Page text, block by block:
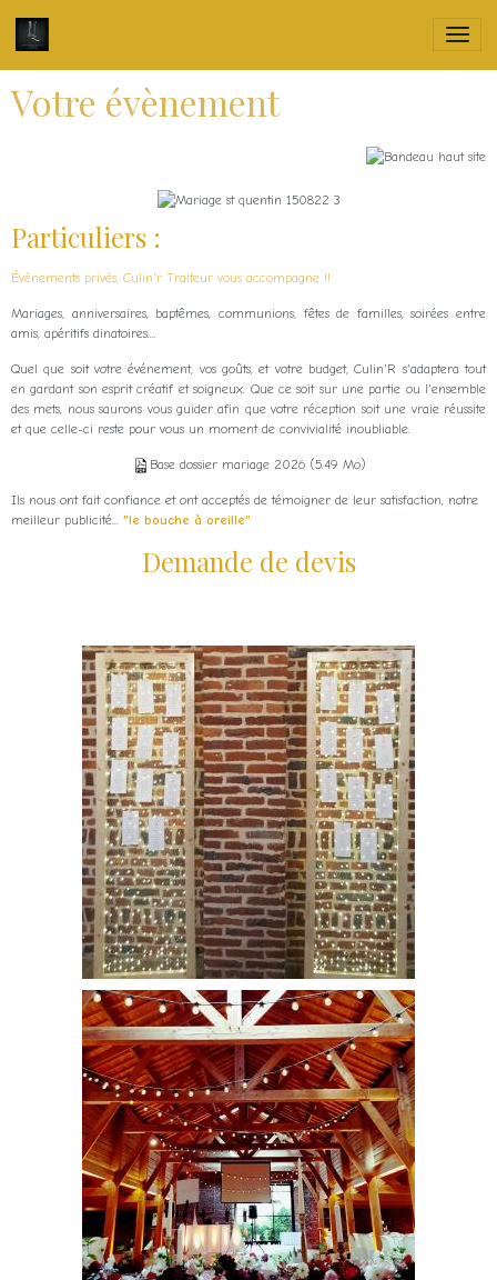
Votre évènement
Particuliers :
Événements privés, Culin'r Traiteur vous accompagne !!
Mariages, anniversaires, baptêmes, communions, fêtes de familles, soirées entre
amis, apéritifs dinatoires....
Quel que soit votre événement, vos goûts, et votre budget, Culin'R s'adaptera tout
en gardant son esprit créatif et soigneux. Que ce soit sur une partie ou l'ensemble
des mets, nous saurons vous guider afin que votre réception soit une vraie réussite
et que celle-ci reste pour vous un moment de convivialité inoubliable.
Base dossier mariage 2026(5.49 Mo)
Ils nous ont fait confiance et ont acceptés de témoigner de leur satisfaction, notre
meilleur publicité... "le bouche à oreille"
Demande de devis